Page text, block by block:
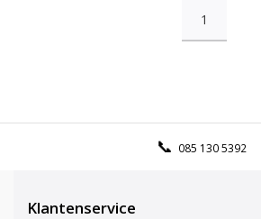
1
085 130 5392
Klantenservice